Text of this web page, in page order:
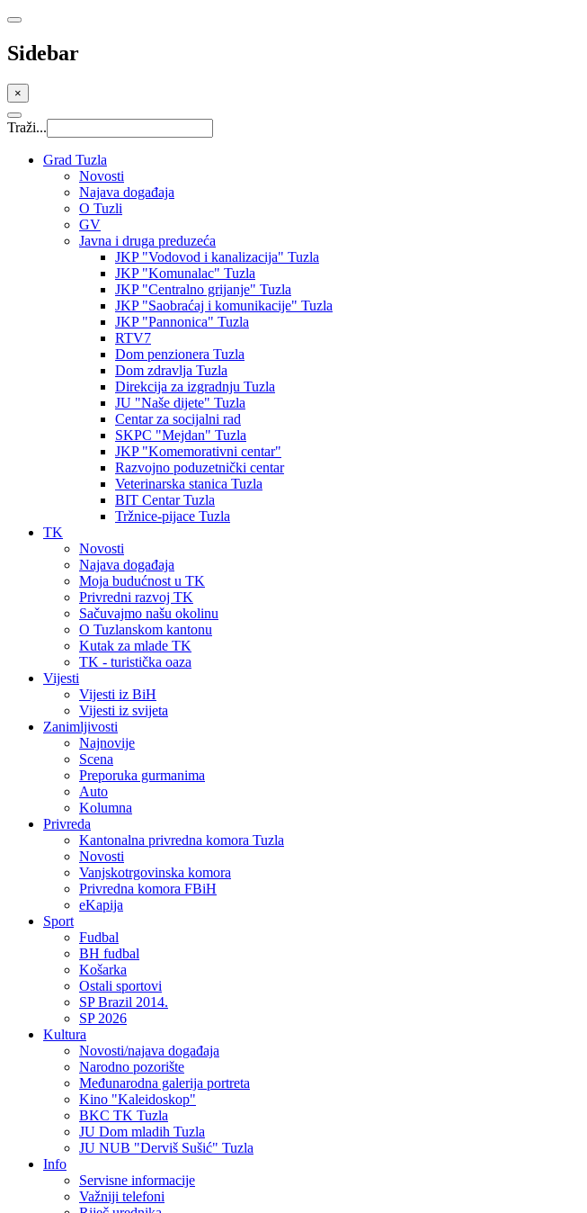
Sidebar
×
Traži...
Grad Tuzla
Novosti
Najava događaja
O Tuzli
GV
Javna i druga preduzeća
JKP "Vodovod i kanalizacija" Tuzla
JKP "Komunalac" Tuzla
JKP "Centralno grijanje" Tuzla
JKP "Saobraćaj i komunikacije" Tuzla
JKP "Pannonica" Tuzla
RTV7
Dom penzionera Tuzla
Dom zdravlja Tuzla
Direkcija za izgradnju Tuzla
JU "Naše dijete" Tuzla
Centar za socijalni rad
SKPC "Mejdan" Tuzla
JKP "Komemorativni centar"
Razvojno poduzetnički centar
Veterinarska stanica Tuzla
BIT Centar Tuzla
Tržnice-pijace Tuzla
TK
Novosti
Najava događaja
Moja budućnost u TK
Privredni razvoj TK
Sačuvajmo našu okolinu
O Tuzlanskom kantonu
Kutak za mlade TK
TK - turistička oaza
Vijesti
Vijesti iz BiH
Vijesti iz svijeta
Zanimljivosti
Najnovije
Scena
Preporuka gurmanima
Auto
Kolumna
Privreda
Kantonalna privredna komora Tuzla
Novosti
Vanjskotrgovinska komora
Privredna komora FBiH
eKapija
Sport
Fudbal
BH fudbal
Košarka
Ostali sportovi
SP Brazil 2014.
SP 2026
Kultura
Novosti/najava događaja
Narodno pozorište
Međunarodna galerija portreta
Kino "Kaleidoskop"
BKC TK Tuzla
JU Dom mladih Tuzla
JU NUB "Derviš Sušić" Tuzla
Info
Servisne informacije
Važniji telefoni